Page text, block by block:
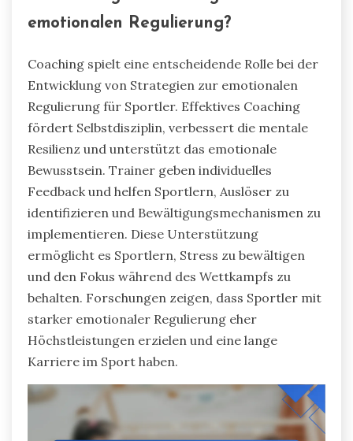
emotionalen Regulierung?
Coaching spielt eine entscheidende Rolle bei der
Entwicklung von Strategien zur emotionalen
Regulierung für Sportler. Effektives Coaching
fördert Selbstdisziplin, verbessert die mentale
Resilienz und unterstützt das emotionale
Bewusstsein. Trainer geben individuelles
Feedback und helfen Sportlern, Auslöser zu
identifizieren und Bewältigungsmechanismen zu
implementieren. Diese Unterstützung
ermöglicht es Sportlern, Stress zu bewältigen
und den Fokus während des Wettkampfs zu
behalten. Forschungen zeigen, dass Sportler mit
starker emotionaler Regulierung eher
Höchstleistungen erzielen und eine lange
Karriere im Sport haben.